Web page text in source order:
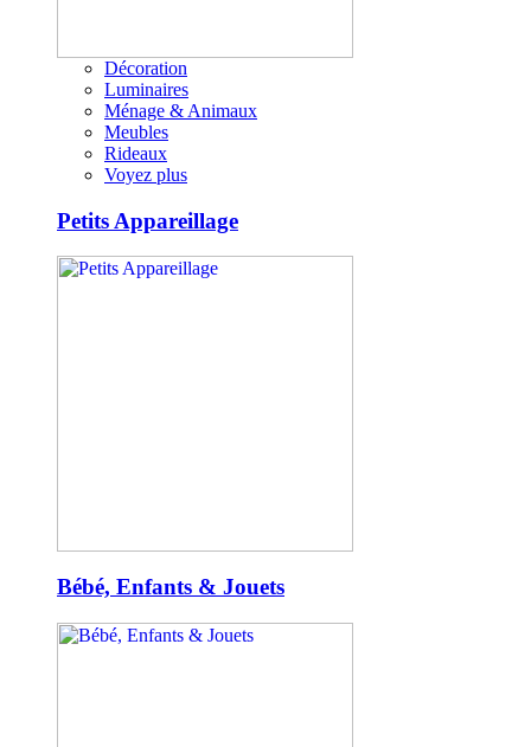
Décoration
Luminaires
Ménage & Animaux
Meubles
Rideaux
Voyez plus
Petits Appareillage
Bébé, Enfants & Jouets